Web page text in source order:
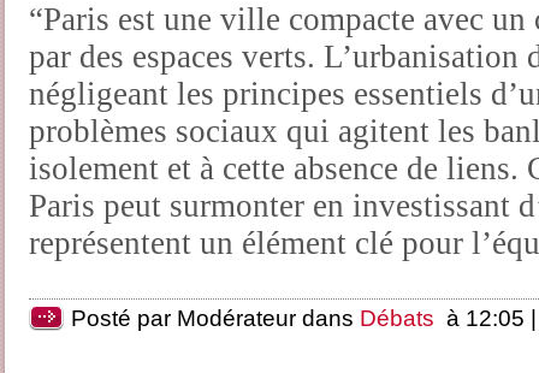
“Paris est une ville compacte avec
par des espaces verts. L’urbanisation
négligeant les principes essentiels
problèmes sociaux qui agitent les
isolement et à cette absence de liens.
Paris peut surmonter en investissant
représentent un élément clé pour
Posté par Modérateur dans Débats à 12:05